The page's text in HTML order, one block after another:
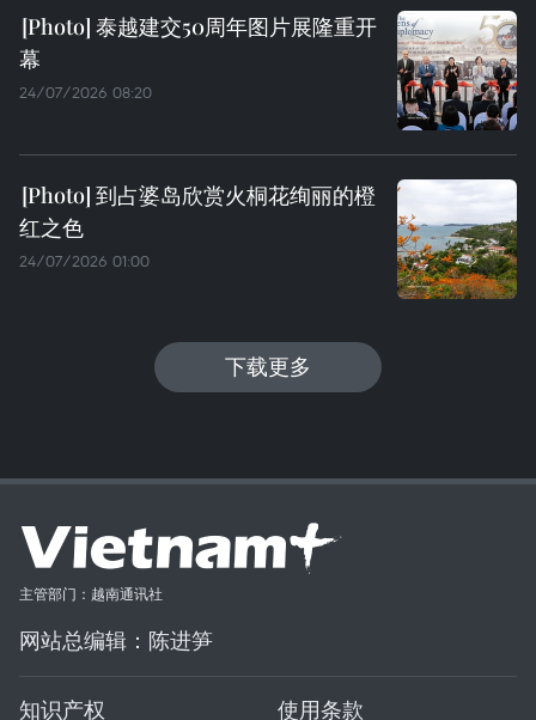
泰越建交50周年图片展隆重开
幕
24/07/2026 08:20
到占婆岛欣赏火桐花绚丽的橙
红之色
24/07/2026 01:00
下载更多
主管部门：越南通讯社
网站总编辑：陈进笋
知识产权 使用条款